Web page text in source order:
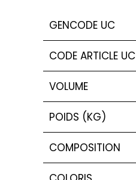
GENCODE UC
CODE ARTICLE UC
VOLUME
POIDS (KG)
COMPOSITION